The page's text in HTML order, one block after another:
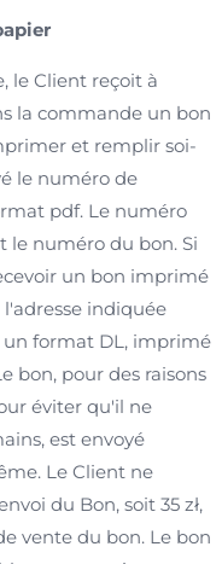
le Client reçoit à
la commande un bon
et remplir soi-
le numéro de
pdf. Le numéro
le numéro du bon. Si
un bon imprimé
indiquée
un format DL, imprimé
bon, pour des raisons
éviter qu'il ne
est envoyé
Le Client ne
du Bon, soit 35 zł,
vente du bon. Le bon